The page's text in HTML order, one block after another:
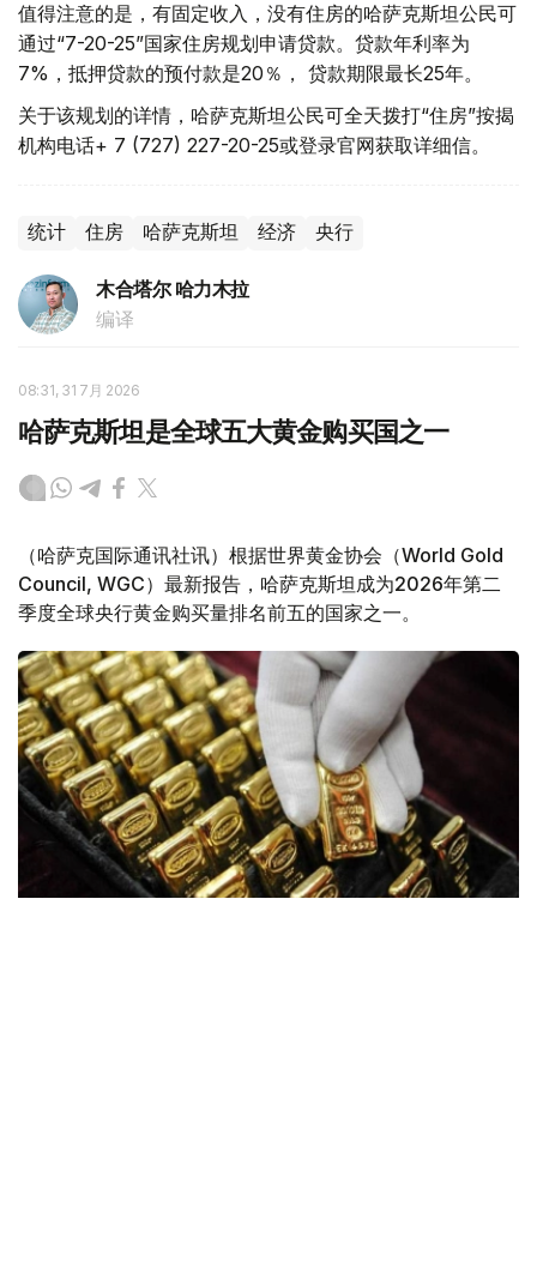
值得注意的是，有固定收入，没有住房的哈萨克斯坦公民可
通过“7-20-25”国家住房规划申请贷款。贷款年利率为
7%，抵押贷款的预付款是20％， 贷款期限最长25年。
关于该规划的详情，哈萨克斯坦公民可全天拨打“住房”按揭
机构电话+ 7 (727) 227-20-25或登录官网获取详细信。
统计 住房 哈萨克斯坦 经济 央行
木合塔尔 哈力木拉
编译
08:31, 31 7月 2026
哈萨克斯坦是全球五大黄金购买国之一
（哈萨克国际通讯社讯）根据世界黄金协会（World Gold
Council, WGC）最新报告，哈萨克斯坦成为2026年第二
季度全球央行黄金购买量排名前五的国家之一。